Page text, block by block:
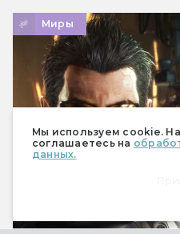
Мы используем cookie.
соглашаетесь на
данных.
Миры